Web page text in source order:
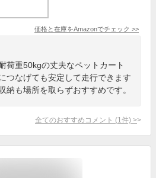
価格と在庫をAmazonでチェック >>
荷重50kgの丈夫なペットカート
つなげても安定して走行できます
納も場所を取らずおすすめです。
全てのおすすめコメント (1 件) >